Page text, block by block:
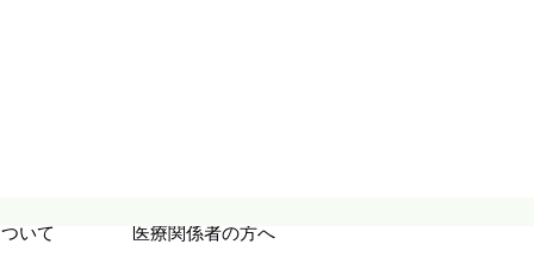
いて
医療関係者の方へ